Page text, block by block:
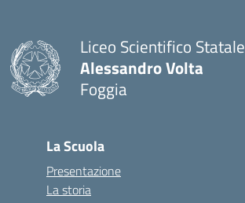
Liceo Scientifico Statale
Alessandro Volta
Foggia
La Scuola
Presentazione
La storia